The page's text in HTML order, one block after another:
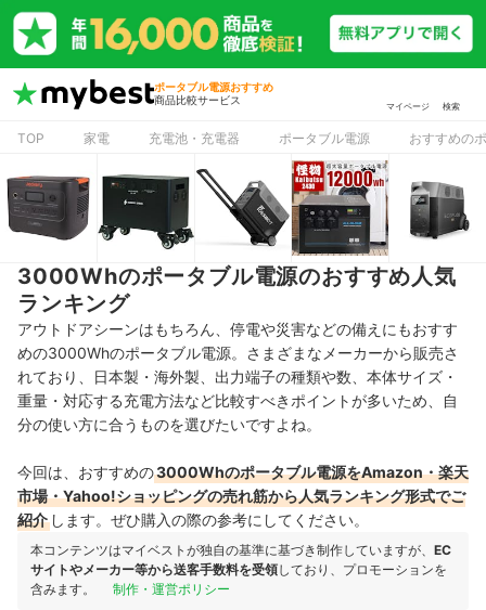
ポータブル電源おすすめ
商品比較サービス
マイページ 検索
TOP 家電 充電池・充電器 ポータブル電源 おすすめの
3000Whのポータブル電源のおすすめ人気
ランキング
アウトドアシーンはもちろん、停電や災害などの備えにもおすす
めの3000Whのポータブル電源。さまざまなメーカーから販売さ
れており、日本製・海外製、出力端子の種類や数、本体サイズ・
重量・対応する充電方法など比較すべきポイントが多いため、自
分の使い方に合うものを選びたいですよね。
今回は、おすすめの3000Whのポータブル電源をAmazon・楽天
市場・Yahoo!ショッピングの売れ筋から人気ランキング形式でご
紹介 します。ぜひ購入の際の参考にしてください。
本コンテンツはマイベストが独自の基準に基づき制作していますが、 EC
サイトやメーカー等から送客手数料を受領しており、プロモーションを
含みます。
制作・運営ポリシー